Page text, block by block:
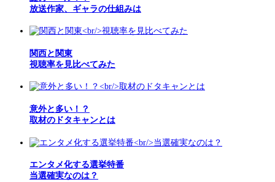
放送作家、ギャラの仕組みは
関西と関東
視聴率を見比べてみた
意外と多い！？
取材のドタキャンとは
エンタメ化する選挙特番
当選確実なのは？